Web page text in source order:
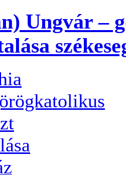
Ungvár –